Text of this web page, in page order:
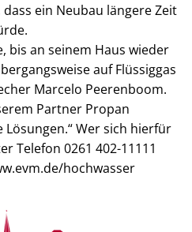
ein Neubau längere Zeit
bis an seinem Haus wieder
auf Flüssiggas
Marcelo Peerenboom.
Partner Propan
Wer sich hierfür
Telefon 0261 402-11111
hochwasser